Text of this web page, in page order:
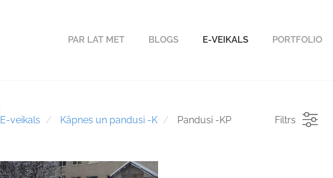
PAR LAT MET BLOGS E-VEIKALS PORTFOLIO
E-veikals Kāpnes un pandusi -K Pandusi -KP Filtrs